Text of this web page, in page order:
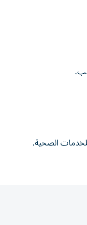
الصحية.